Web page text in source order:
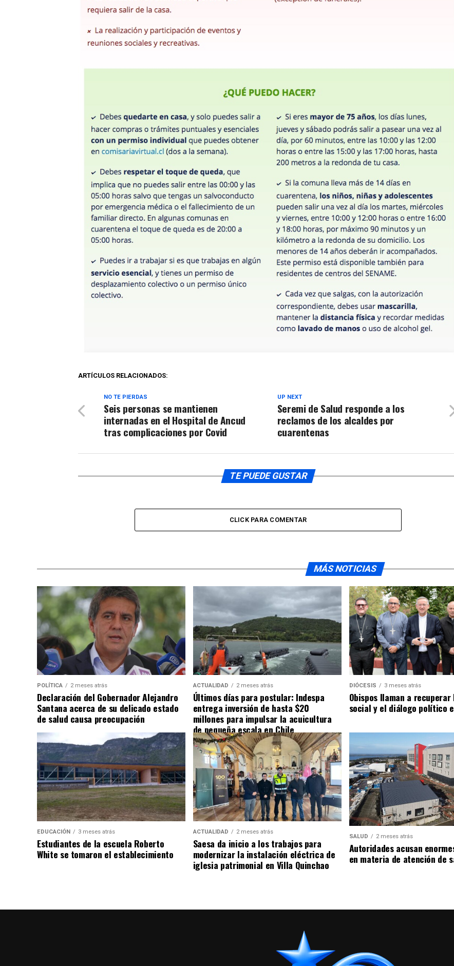
ARTÍCULOS RELACIONADOS:
UP NEXT
Seremi de Salud responde a los
reclamos de los alcaldes por
cuarentenas
NO TE PIERDAS
Seis personas se mantienen
internadas en el Hospital de Ancud
tras complicaciones por Covid
TE PUEDE GUSTAR
CLICK PARA COMENTAR
MÁS NOTICIAS
POLÍTICA 2 meses atrás
Declaración del Gobernador Alejandro
Santana acerca de su delicado estado
de salud causa preocupación
ACTUALIDAD 2 meses atrás
Últimos días para postular: Indespa
entrega inversión de hasta $20
millones para impulsar la acuicultura
de pequeña escala en Chile
DIÓCESIS 3 meses atrás
Obispos llaman a recuperar
social y el diálogo político
EDUCACIÓN 3 meses atrás
Estudiantes de la escuela Roberto
White se tomaron el establecimiento
ACTUALIDAD 2 meses atrás
Saesa da inicio a los trabajos para
modernizar la instalación eléctrica de
iglesia patrimonial en Villa Quinchao
SALUD 2 meses atrás
Autoridades acusan
en materia de atención de